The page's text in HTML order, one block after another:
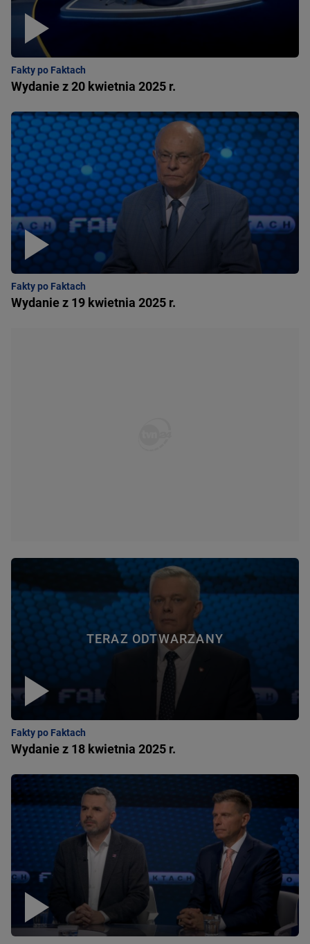
Fakty po Faktach
Wydanie z 20 kwietnia 2025 r.
Fakty po Faktach
Wydanie z 19 kwietnia 2025 r.
TERAZ ODTWARZANY
Fakty po Faktach
Wydanie z 18 kwietnia 2025 r.